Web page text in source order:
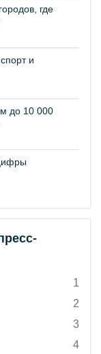
где
и
до 10 000
1
2
3
4